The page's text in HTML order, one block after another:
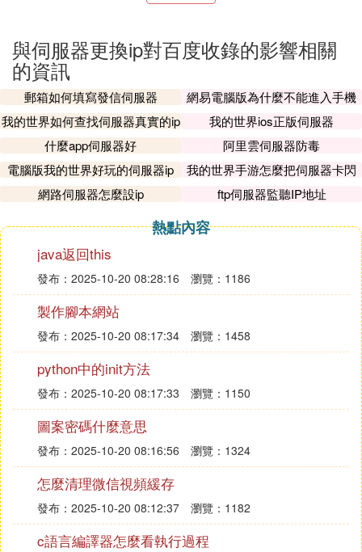
響
網站換伺服器，是否會對網路排名有影響？
是有影響的；至於影響大不大要看你網站的現狀；如
果你網站是一個新的企業站，收錄比較少，蜘蛛抓取
頻率很低，不經常訪問；那影響是比較大的；如果你
的網站比較成熟，在搜索引擎的權重值比較高的話，
如何把網站換IP影響降到最小
更換IP之後，個人覺得首先要做的是吸引蜘蛛盡快的
多的識別你域名重新解析後的IP地址；如果因為更換I
P之後降權或者被K，恢復起來比較容易。
如果因為更改伺服器而更換IP的話，那麼正確更換伺
服器需要考慮因素和實施步驟如下： 需要考慮因
素：1）伺服器的緩存問題會導致蜘蛛抓取延誤；2）
如何實現蜘蛛從舊的伺服器換到新的伺服器的正確轉
換；
具體步驟：
第一：需要下載你的原資料庫和程序等文件
與伺服器更換ip對百度收錄的影響相關
的資訊
郵箱如何填寫發信伺服器
網易電腦版為什麼不能進入手機
伺服器
我的世界如何查找伺服器真實的ip
我的世界ios正版伺服器
什麼app伺服器好
阿里雲伺服器防毒
電腦版我的世界好玩的伺服器ip
我的世界手游怎麼把伺服器卡閃
退
網路伺服器怎麼設ip ftp伺服器監聽IP地址
熱點內容
java返回this
發布：2025-10-20 08:28:16 瀏覽：1186
製作腳本網站
發布：2025-10-20 08:17:34 瀏覽：1458
python中的init方法
發布：2025-10-20 08:17:33 瀏覽：1150
圖案密碼什麼意思
發布：2025-10-20 08:16:56 瀏覽：1324
怎麼清理微信視頻緩存
發布：2025-10-20 08:12:37 瀏覽：1182
c語言編譯器怎麼看執行過程